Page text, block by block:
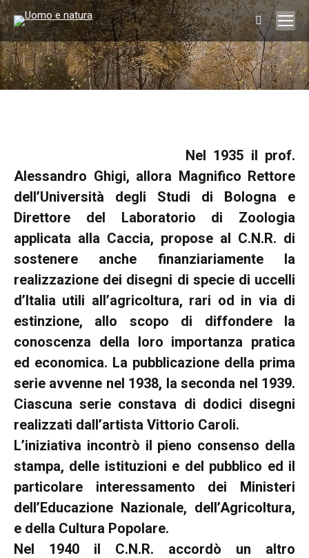
Search:
You are here:
Nel 1935 il prof.
Alessandro Ghigi, allora Magnifico Rettore
dell’Università degli Studi di Bologna e
Direttore del Laboratorio di Zoologia
applicata alla Caccia, propose al C.N.R. di
sostenere anche finanziariamente la
realizzazione dei disegni di specie di uccelli
d’Italia utili all’agricoltura, rari od in via di
estinzione, allo scopo di diffondere la
conoscenza della loro importanza pratica
ed economica. La pubblicazione della prima
serie avvenne nel 1938, la seconda nel 1939.
Ciascuna serie constava di dodici disegni
realizzati dall’artista Vittorio Caroli.
L’iniziativa incontrò il pieno consenso della
stampa, delle istituzioni e del pubblico ed il
particolare interessamento dei Ministeri
dell’Educazione Nazionale, dell’Agricoltura,
e della Cultura Popolare.
Nel 1940 il C.N.R. accordò un altro